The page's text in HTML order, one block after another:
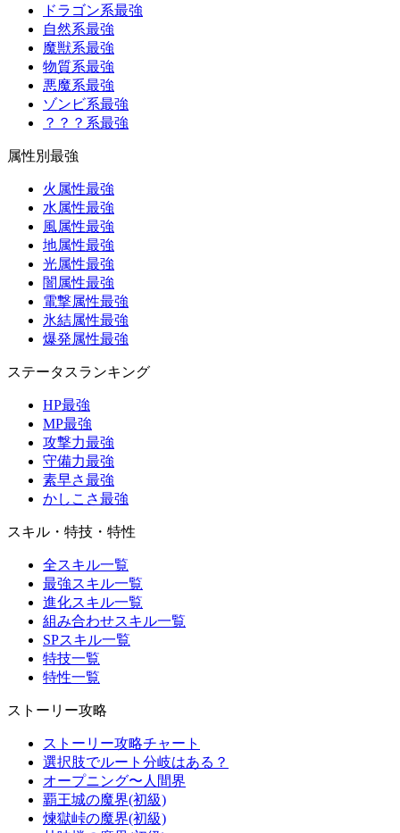
ドラゴン系最強
自然系最強
魔獣系最強
物質系最強
悪魔系最強
ゾンビ系最強
？？？系最強
属性別最強
火属性最強
水属性最強
風属性最強
地属性最強
光属性最強
闇属性最強
電撃属性最強
氷結属性最強
爆発属性最強
ステータスランキング
HP最強
MP最強
攻撃力最強
守備力最強
素早さ最強
かしこさ最強
スキル・特技・特性
全スキル一覧
最強スキル一覧
進化スキル一覧
組み合わせスキル一覧
SPスキル一覧
特技一覧
特性一覧
ストーリー攻略
ストーリー攻略チャート
選択肢でルート分岐はある？
オープニング〜人間界
覇王城の魔界(初級)
煉獄峠の魔界(初級)